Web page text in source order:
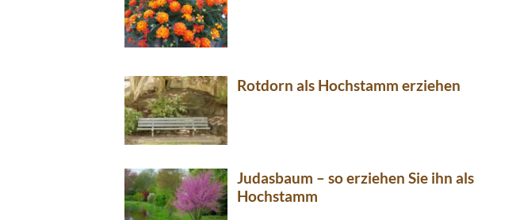
Rotdorn als Hochstamm erziehen
Judasbaum – so erziehen Sie ihn als
Hochstamm